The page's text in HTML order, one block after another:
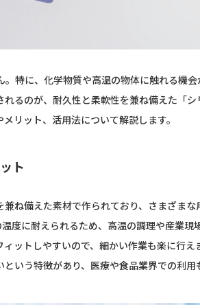
特に、化学物質や高温の物体に触れる機
るのが、耐久性と柔軟性を兼ね備えた「
リット、活用法について解説します。
ト
ね備えた素材で作られており、さまざま
度に耐えられるため、高温の調理や産業現
ットしやすいので、細かい作業も楽に行え
いう特徴があり、医療や食品業界での利用